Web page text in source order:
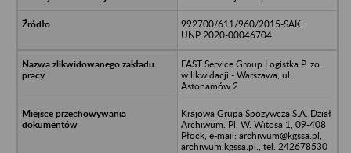
992700/611/960/2015-SAK;
UNP:2020-00046704
FAST Service Group Logistka P. zo..
w likwidacji - Warszawa, ul.
Astonamów 2
Krajowa Grupa Spożywcza S.A. Dział
Archiwum. Pl. W. Witosa 1, 09-408
Płock, e-mail: archiwum@kgssa.pl,
archiwum.kgssa.pl., tel. 242678530